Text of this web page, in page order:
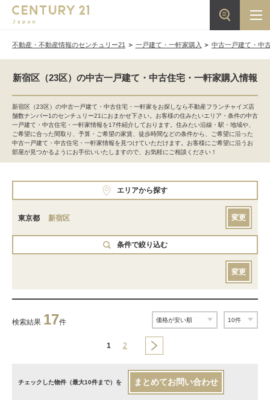
不動産・不動産情報のセンチュリー21 一戸建て・一軒家購入 中古一戸建て・中
新宿区（23区）の中古一戸建て・中古住宅・一軒家購入情報
新宿区（23区）の中古一戸建て・中古住宅・一軒家をお探しなら不動産フランチャイズ店
舗数ナンバー1のセンチュリー21におまかせ下さい。お客様の住みたいエリア・条件の中古
一戸建て・中古住宅・一軒家情報を17件紹介しております。住みたい沿線・駅・地域や、
ご希望に合った間取り、予算・ご希望の家賃、徒歩時間などの条件から、ご希望に沿った
中古一戸建て・中古住宅・一軒家情報を見つけていただけます。お客様にご希望に沿うお
部屋が見つかるようにお手伝いいたしますので、お気軽にご相談ください！
エリアから探す
東京都 新宿区 変更
条件で絞り込む
変更
検索結果 17件
1 2
チェックした物件（最大10件まで）を まとめてお問い合わせ